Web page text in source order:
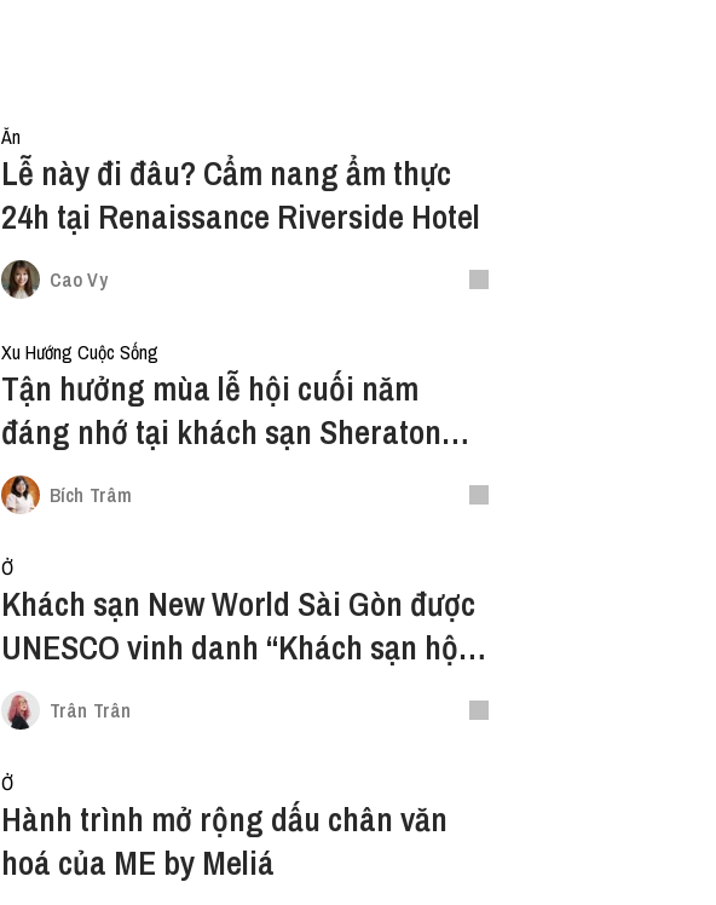
Ăn
Lễ này đi đâu? Cẩm nang ẩm thực
24h tại Renaissance Riverside Hotel
Cao Vy
Xu Hướng Cuộc Sống
Tận hưởng mùa lễ hội cuối năm
đáng nhớ tại khách sạn Sheraton
SaigonBích Trâm
Ở
Khách sạn New World Sài Gòn được
UNESCO vinh danh “Khách sạn hội
nghị hàng đầu Việt Nam"
Trân Trân
Ở
Hành trình mở rộng dấu chân văn
hoá của ME by Meliá